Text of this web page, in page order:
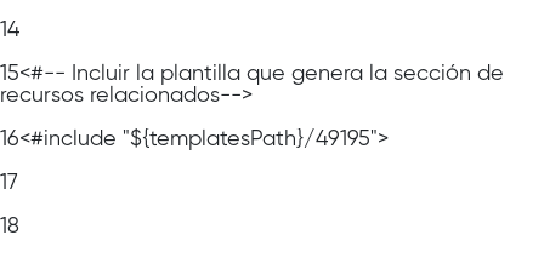
14
15<#-- Incluir la plantilla que genera la sección de
recursos relacionados-->
16<#include "${templatesPath}/49195">
17
18